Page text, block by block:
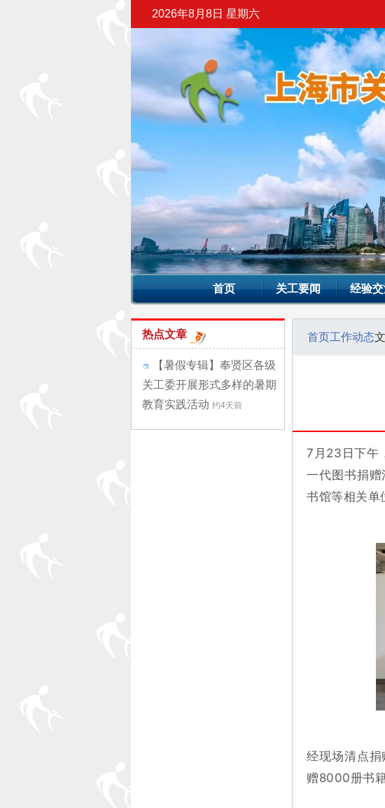
2026年8月8日 星期六
首页 关工要闻 经验
热点文章
【暑假专辑】奉贤区各级
关工委开展形式多样的暑期
教育实践活动 约4天前
首页工作动态
7月23日下午
一代图书捐
书馆等相关单
经现场清点
赠8000册书